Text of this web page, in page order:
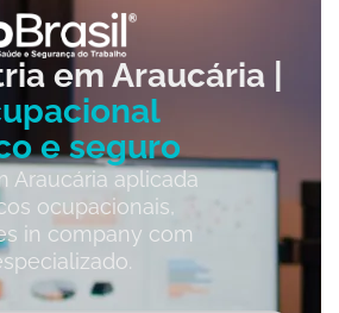
em Araucária |
e seguro
Araucária aplicada
ocupacionais,
in company com